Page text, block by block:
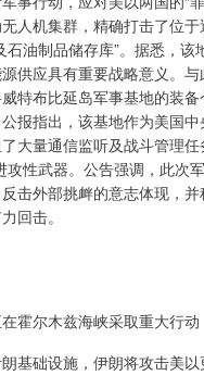
人机集群，精确打击了位
石油制品储存库”。据悉，该
供应具有重要战略意义。
特布比延岛军事基地的装
报指出，该基地作为美国
大量通信监听及战斗管理任
攻性武器。公告强调，此次
击外部挑衅的意志体现，
回击。
霍尔木兹海峡采取重大行动
基础设施，伊朗将攻击美以